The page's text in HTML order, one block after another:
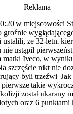
Reklama
w miejscowości
groźnie
że 32-letni
ustąpił
marki Iveco, w
szczęście nikt nie
byli trzeźwi. Jak
takie
został ukarany
oraz 6 punktami